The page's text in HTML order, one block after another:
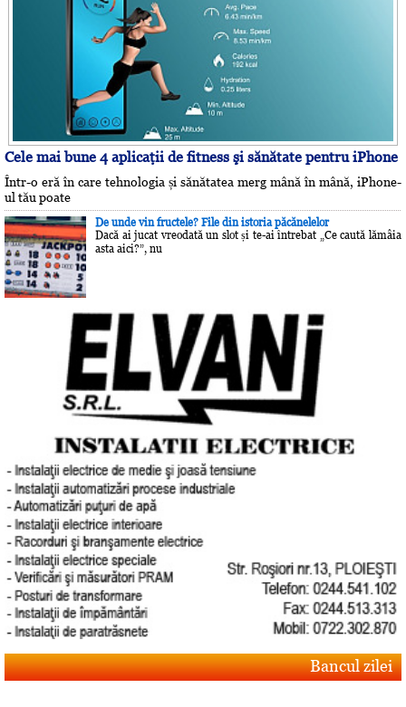
Cele mai bune 4 aplicaţii de fitness şi sănătate pentru iPhone
Într-o eră în care tehnologia și sănătatea merg mână în mână, iPhone-
ul tău poate
De unde vin fructele? File din istoria păcănelelor
Dacă ai jucat vreodată un slot și te-ai întrebat „Ce caută lămâia
asta aici?”, nu
Bancul zilei